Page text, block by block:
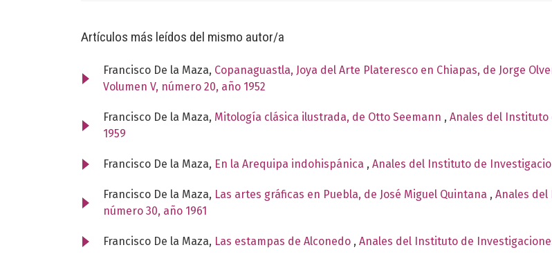
Artículos más leídos del mismo autor/a
Francisco De la Maza, Copanaguastla, Joya del Arte Plateresco en Chiapas, de Jorge
Volumen V, número 20, año 1952
Francisco De la Maza, Mitología clásica ilustrada, de Otto Seemann , Anales del Instituto
1959
Francisco De la Maza, En la Arequipa indohispánica , Anales del Instituto de
Francisco De la Maza, Las artes gráficas en Puebla, de José Miguel Quintana , Anales del
número 30, año 1961
Francisco De la Maza, Las estampas de Alconedo , Anales del Instituto de